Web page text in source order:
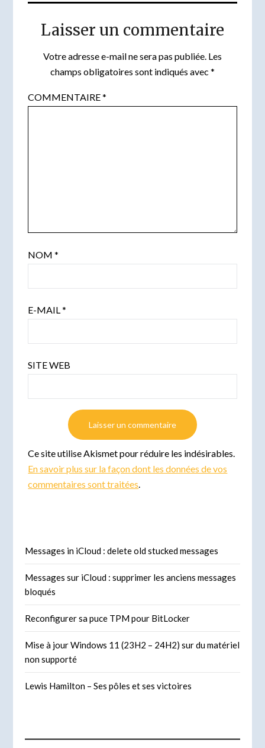
Laisser un commentaire
Votre adresse e-mail ne sera pas publiée. Les
champs obligatoires sont indiqués avec *
COMMENTAIRE*
NOM*
E-MAIL*
SITE WEB
Ce site utilise Akismet pour réduire les indésirables.
En savoir plus sur la façon dont les données de vos
commentaires sont traitées
Messages in iCloud : delete old stucked messages
Messages sur iCloud : supprimer les anciens messages
bloqués
Reconfigurer sa puce TPM pour BitLocker
Mise à jour Windows 11 (23H2 – 24H2) sur du matériel
non supporté
Lewis Hamilton – Ses pôles et ses victoires